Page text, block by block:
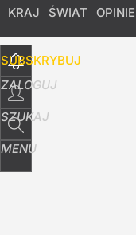
KRAJ ŚWIAT OPINIE
SUBSKRYBUJ
ZALOGUJ
SZUKAJ
MENU